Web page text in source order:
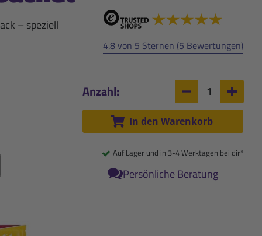
– speziell
4.8 von 5 Sternen (5 Bewertungen)
Anzahl: Anzahl um 1
In den Warenkorb
Auf Lager und in 3-4 Werktagen bei dir*
Persönliche Beratung